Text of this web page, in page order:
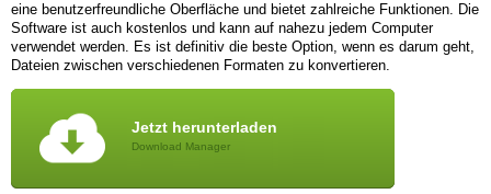
eine benutzerfreundliche Oberfläche und bietet zahlreiche Funktionen. Die
Software ist auch kostenlos und kann auf nahezu jedem Computer
verwendet werden. Es ist definitiv die beste Option, wenn es darum geht,
Dateien zwischen verschiedenen Formaten zu konvertieren.
Jetzt herunterladen
Download Manager